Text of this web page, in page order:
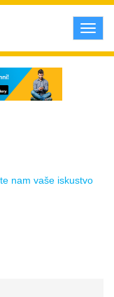
nam vaše iskustvo